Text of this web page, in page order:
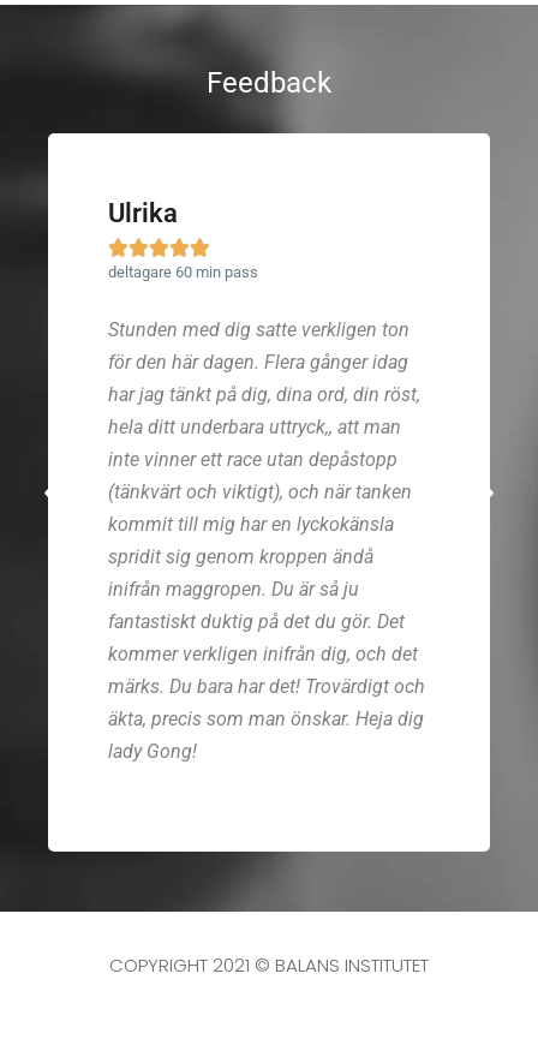
Feedback
Ulrika

deltagare 60 min pass
Stunden med dig satte verkligen ton
för den här dagen. Flera gånger idag
har jag tänkt på dig, dina ord, din röst,
hela ditt underbara uttryck,, att man
inte vinner ett race utan depåstopp
(tänkvärt och viktigt), och när tanken
kommit till mig har en lyckokänsla
spridit sig genom kroppen ändå
inifrån maggropen. Du är så ju
fantastiskt duktig på det du gör. Det
kommer verkligen inifrån dig, och det
märks. Du bara har det! Trovärdigt och
äkta, precis som man önskar. Heja dig
lady Gong!
COPYRIGHT 2021 © BALANS INSTITUTET